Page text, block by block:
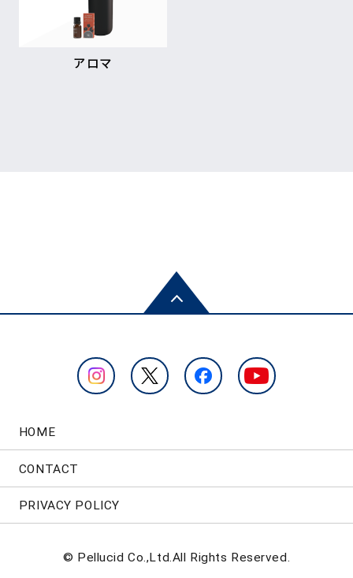
アロマ
HOME
CONTACT
PRIVACY POLICY
© Pellucid Co.,Ltd.All Rights Reserved.